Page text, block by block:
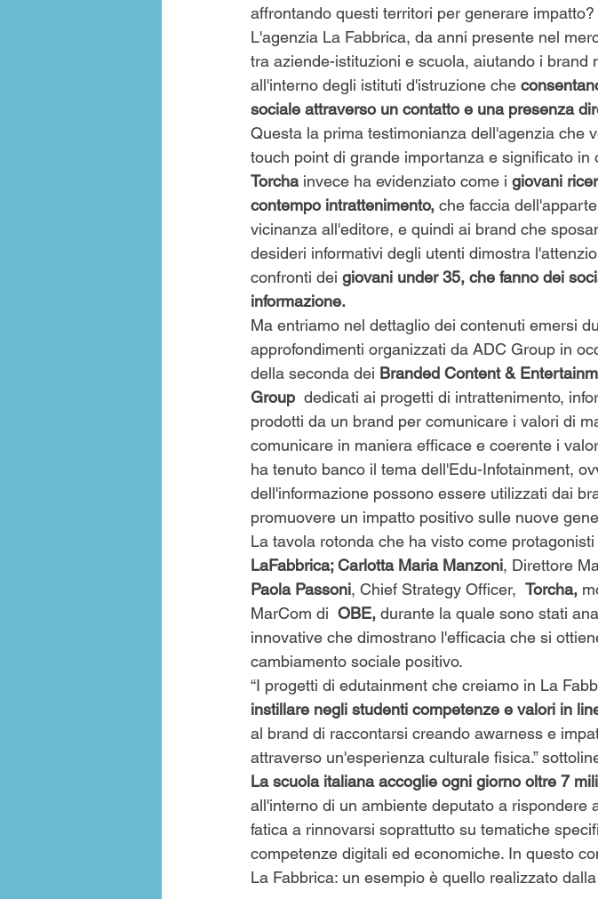
affrontando questi territori per generare impatto?
L'agenzia La Fabbrica, da anni presente nel
tra aziende-istituzioni e scuola, aiutando i
all'interno degli istituti d'istruzione che
sociale attraverso un contatto e una presenza
Questa la prima testimonianza dell'agenzia che
touch point di grande importanza e significato in
Torcha invece ha evidenziato come i giovani
contempo intrattenimento, che faccia
vicinanza all'editore, e quindi ai brand che
desideri informativi degli utenti dimostra
confronti dei giovani under 35, che fanno dei
informazione.
Ma entriamo nel dettaglio dei contenuti emersi
approfondimenti organizzati da ADC Group in
della seconda dei Branded Content &
Group dedicati ai progetti di intrattenimento,
prodotti da un brand per comunicare i valori di
comunicare in maniera efficace e coerente i
ha tenuto banco il tema dell'Edu-Infotainment,
dell'informazione possono essere utilizzati dai
promuovere un impatto positivo sulle nuove
La tavola rotonda che ha visto come protagonisti
LaFabbrica; Carlotta Maria Manzoni, Direttore
Paola Passoni, Chief Strategy Officer, Torcha,
MarCom di OBE, durante la quale sono stati
innovative che dimostrano l'efficacia che si
cambiamento sociale positivo.
“I progetti di edutainment che creiamo in La
instillare negli studenti competenze e valori in
al brand di raccontarsi creando awarness e
attraverso un'esperienza culturale fisica.”
La scuola italiana accoglie ogni giorno oltre 7
all'interno di un ambiente deputato a rispondere
fatica a rinnovarsi soprattutto su tematiche
competenze digitali ed economiche. In questo
La Fabbrica: un esempio è quello realizzato